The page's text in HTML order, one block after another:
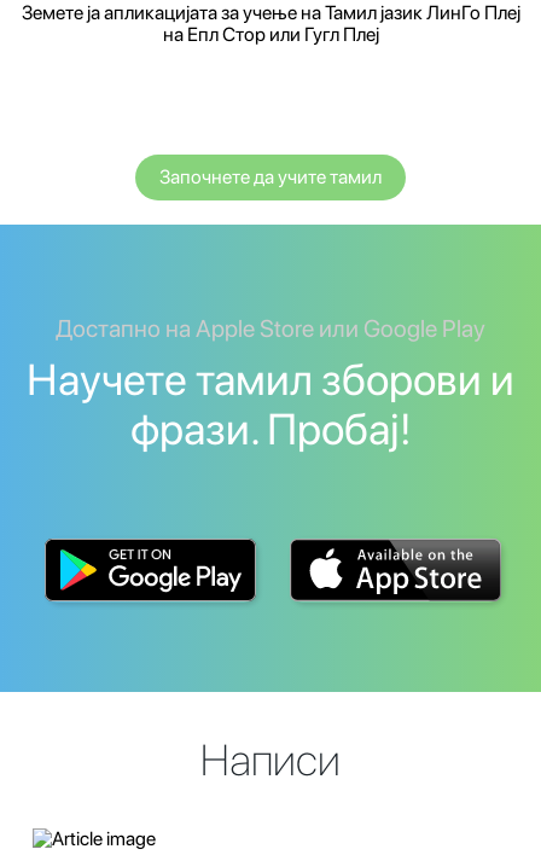
Земете ја апликацијата за учење на Тамил јазик ЛинГо Плеј
на Епл Стор или Гугл Плеј
Започнете да учите тамил
Достапно на Apple Store или Google Play
Научете тамил зборови и
фрази. Пробај!
Написи